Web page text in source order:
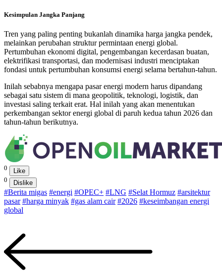
Kesimpulan Jangka Panjang
Tren yang paling penting bukanlah dinamika harga jangka pendek,
melainkan perubahan struktur permintaan energi global.
Pertumbuhan ekonomi digital, pengembangan kecerdasan buatan,
elektrifikasi transportasi, dan modernisasi industri menciptakan
fondasi untuk pertumbuhan konsumsi energi selama bertahun-tahun.
Inilah sebabnya mengapa pasar energi modern harus dipandang
sebagai satu sistem di mana geopolitik, teknologi, logistik, dan
investasi saling terkait erat. Hal inilah yang akan menentukan
perkembangan sektor energi global di paruh kedua tahun 2026 dan
tahun-tahun berikutnya.
0
Like
0
Dislike
#Berita migas #energi #OPEC+ #LNG #Selat Hormuz #arsitektur
pasar #harga minyak #gas alam cair #2026 #keseimbangan energi
global